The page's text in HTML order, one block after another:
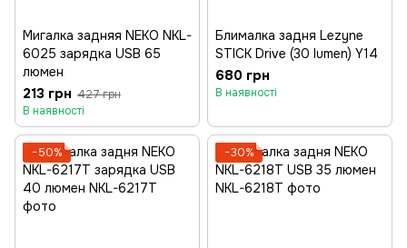
Мигалка задняя NEKO NKL-
6025 зарядка USB 65
люмен
213 грн 427 грн
В наявності
Блималка задня Lezyne
STICK Drive (30 lumen) Y14
680 грн
В наявності
−50% −30%